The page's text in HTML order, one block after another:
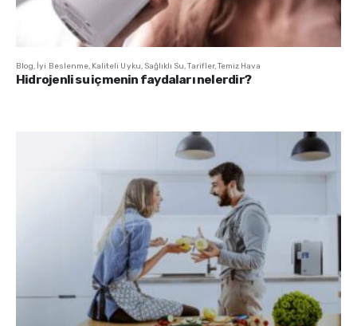
Blog, İyi Beslenme, Kaliteli Uyku, Sağlıklı Su,Tarifler,Temiz Hava
Hidrojenli su içmenin faydaları nelerdir?